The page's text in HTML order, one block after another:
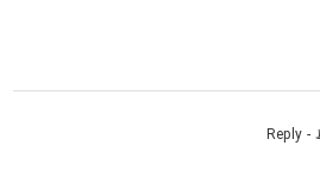
- Reply